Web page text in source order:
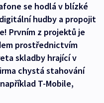
se hodlá v blízké
hudby a propojit
Prvním z projektů je
prostřednictvím
skladby hrající v
chystá stahování
T-Mobile,